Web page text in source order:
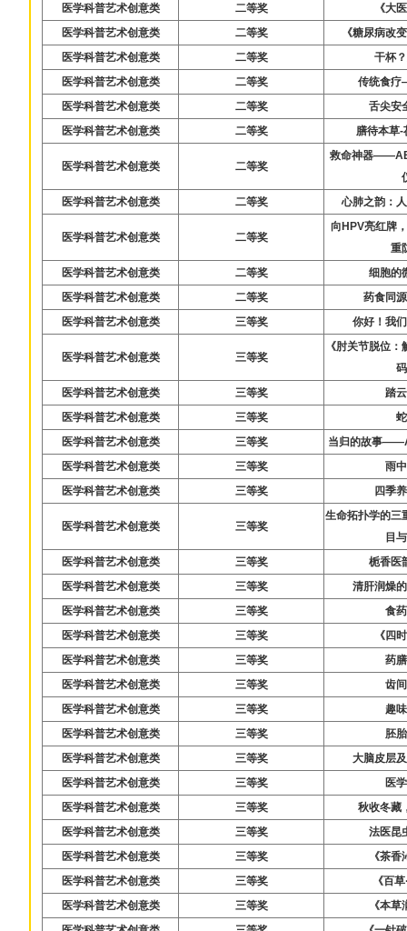
医学科普艺术创意类
二等奖
《大
医学科普艺术创意类
二等奖
《糖尿病改
医学科普艺术创意类
二等奖
干杯
医学科普艺术创意类
二等奖
传统食
医学科普艺术创意类
二等奖
舌尖安
医学科普艺术创意类
二等奖 膳待本草-
医学科普艺术创意类 二等奖
救命神器
医学科普艺术创意类
二等奖 心肺之韵：
医学科普艺术创意类 二等奖
向HPV亮红牌
重
医学科普艺术创意类
二等奖
细胞的
医学科普艺术创意类
二等奖
药食同
医学科普艺术创意类
三等奖 你好！我
医学科普艺术创意类 三等奖
《肘关节脱位
医学科普艺术创意类
三等奖
踏
医学科普艺术创意类
三等奖
医学科普艺术创意类
三等奖
当归的故事
医学科普艺术创意类
三等奖
雨
医学科普艺术创意类
三等奖 四季
医学科普艺术创意类 三等奖
生命拓扑学的三
目
医学科普艺术创意类
三等奖
栀香医
医学科普艺术创意类
三等奖
清肝润燥
医学科普艺术创意类
三等奖
食
医学科普艺术创意类
三等奖
《四
医学科普艺术创意类
三等奖
药
医学科普艺术创意类
三等奖
齿
医学科普艺术创意类
三等奖
趣
医学科普艺术创意类
三等奖
胚
医学科普艺术创意类
三等奖
大脑皮层
医学科普艺术创意类
三等奖
医
医学科普艺术创意类
三等奖
秋收冬藏
医学科普艺术创意类
三等奖
法医昆
医学科普艺术创意类
三等奖
《茶
医学科普艺术创意类
三等奖
《百
医学科普艺术创意类
三等奖
《本